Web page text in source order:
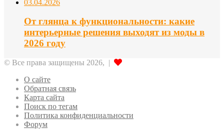
03.04.2026
От глянца к функциональности: какие
интерьерные решения выходят из моды в
2026 году
© Все права защищены 2026, |
О сайте
Обратная связь
Карта сайта
Поиск по тегам
Политика конфиденциальности
Форум